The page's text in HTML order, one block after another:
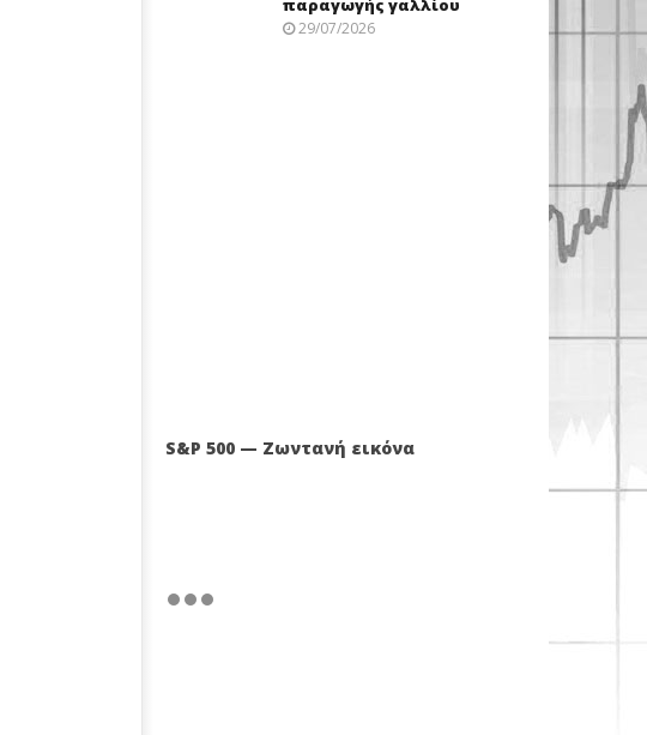
παραγωγής γαλλίου
29/07/2026
S&P 500 — Ζωντανή εικόνα